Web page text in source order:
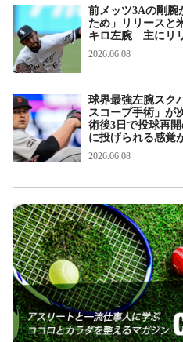
前メッツ3Aの剛腕
ため」リリースと
キロ左腕 主にリ
2026.06.08
球界最強左腕スク
スコープ手術」が
術後3日で投球再
に投げられる感覚
2026.06.08